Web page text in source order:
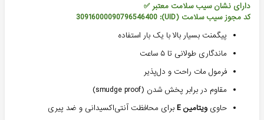
دارای نشان سیب سلامت معتبر ✅
کد مجوز سیب سلامت (UID): 30916000090796546400
پیگمنت بسیار بالا با یک بار استفاده
ماندگاری طولانی تا ۵ ساعت
فرمول مات راحت و دل‌پذیر
مقاوم در برابر پخش شدن (smudge proof)
حاوی ویتامین E
برای محافظت آنتی‌اکسیدانی و ضد پیری